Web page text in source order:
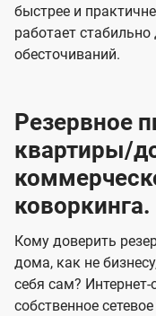
быстрее и
работает
обесточиваний.
Резервное
квартиры/
коворкинга.
Кому доверить
дома, как не
себя сам? Интернет-
собственное